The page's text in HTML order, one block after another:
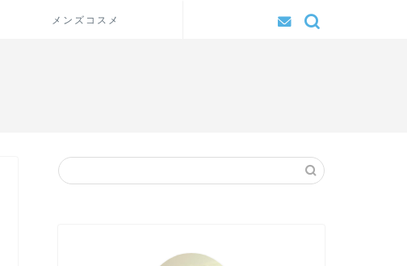
メンズコスメ